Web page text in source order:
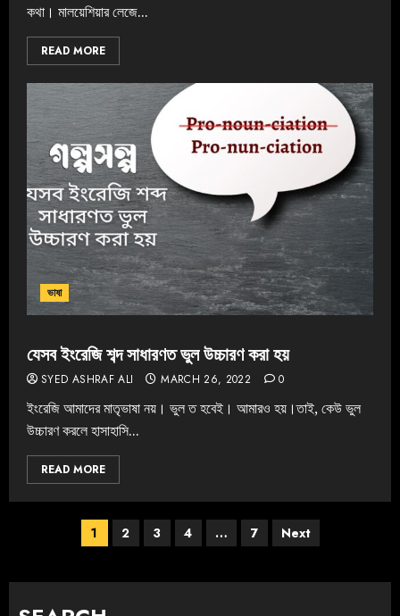
কথা। মালয়েশিয়ার লেজে...
READ MORE
ভাষা
যেসব ইংরেজি শব্দ সাধারণত ভুল উচ্চারণ করা হয়
SYED ASHRAF ALI MARCH 26, 2022 0
ইংরেজি আমাদের মাতৃভাষা নয়। ভুল ত হবেই। আমারও হয়।তাই, কেউ ভুল
উচ্চারণ করলে হাসাহাসি...
READ MORE
1 2 3 4 … 7 Next